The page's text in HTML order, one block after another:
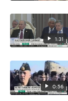
1:31
0:56